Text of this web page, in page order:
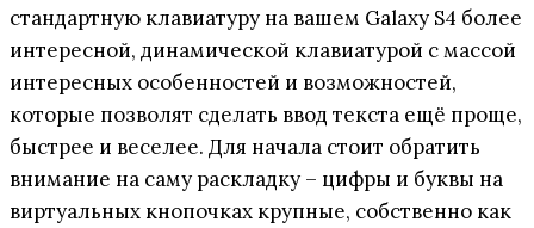
стандартную клавиатуру на вашем Galaxy S4 более
интересной, динамической клавиатурой с массой
интересных особенностей и возможностей,
которые позволят сделать ввод текста ещё проще,
быстрее и веселее. Для начала стоит обратить
внимание на саму раскладку – цифры и буквы на
виртуальных кнопочках крупные, собственно как